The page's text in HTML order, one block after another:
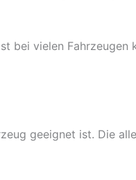
bei vielen
geeignet ist. Die